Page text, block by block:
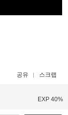
공유 스크랩
EXP 40%